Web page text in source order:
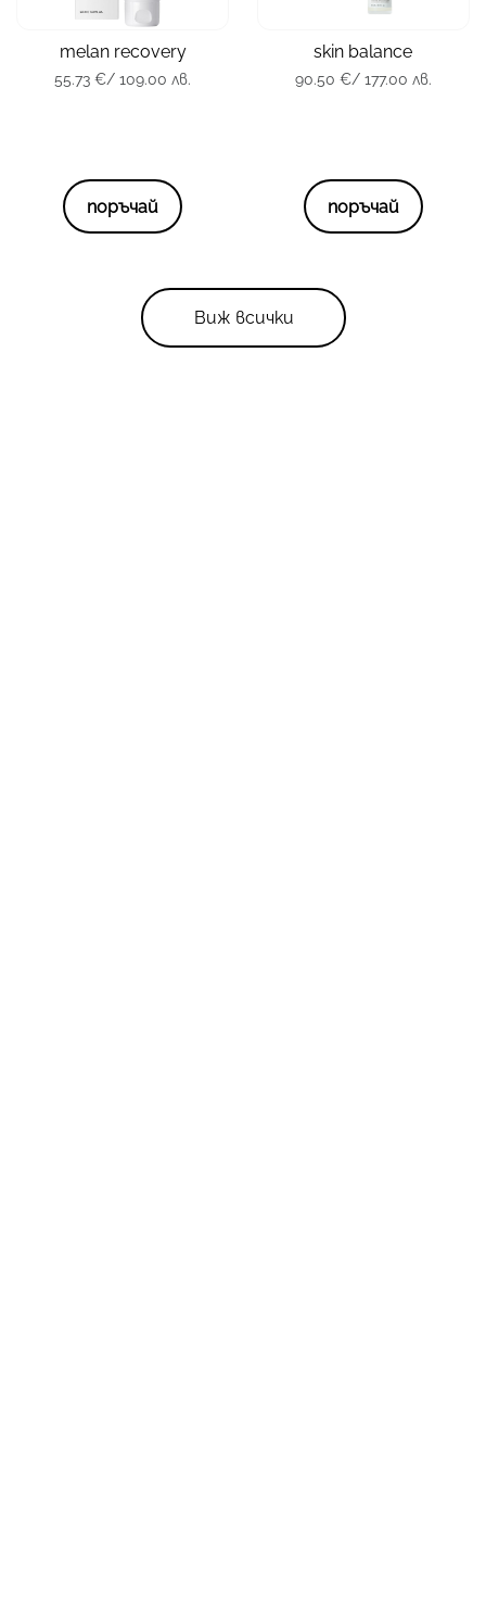
melan recovery
тип кожа
опаковка
50 мл.
55.73€/ 109.00 лв.
55.73€/ 109.00 лв.
поръчай
skin balance
опаковка
90.50€/ 177.00 лв.
90.50 €/ 177.00 лв.
поръчай
Виж всички